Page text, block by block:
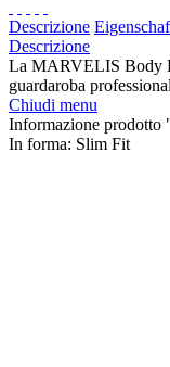
Descrizione
Descrizione
La MARVELIS Body
guardaroba
Chiudi menu
Informazione
In forma: Slim Fit